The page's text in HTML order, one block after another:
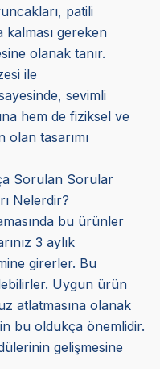
patili
kalması gereken
olanak tanır.
ile
sevimli
hem de fiziksel ve
tasarımı
Sorulan Sorular
Nelerdir?
bu ürünler
3 aylık
girerler. Bu
Uygun ürün
atlatmasına olanak
bu oldukça önemlidir.
gelişmesine